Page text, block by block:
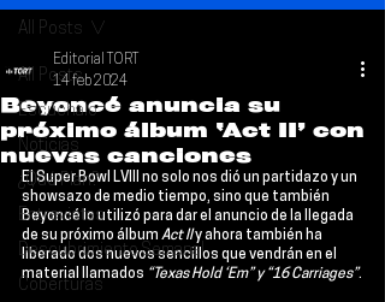
All Posts
Escúchalo
Noticias
¿Qué Plan?
Entrevistas
Descubrimiento Semanal
Coberturas
All Posts
Beyoncé anuncia su
próximo álbum ‘Act II’ con
nuevas canciones
Editorial TORT
14 feb 2024
El Super Bowl LVIII no solo nos dió un partidazo y un
showsazo de medio tiempo, sino que también
Beyoncé lo utilizó para dar el anuncio de la llegada
de su próximo álbum Act II y ahora también ha
liberado dos nuevos sencillos que vendrán en el
material llamados “Texas Hold ‘Em” y “16 Carriages”.